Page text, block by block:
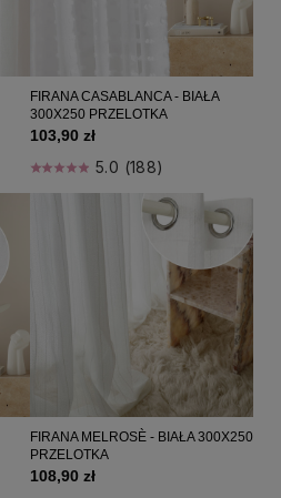
FIRANA CASABLANCA - BIAŁA
300X250 PRZELOTKA
103,90 zł
5.0 (188)
FIRANA MELROSÈ - BIAŁA 300X250
PRZELOTKA
108,90 zł